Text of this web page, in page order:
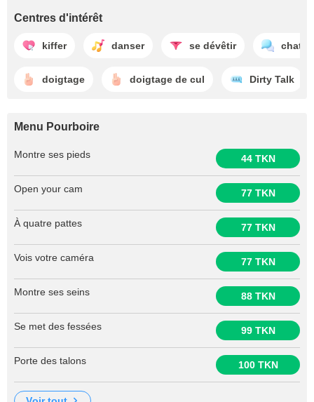
Centres d'intérêt
kiffer danser se dévêtir chatter
doigtage doigtage de cul Dirty Talk
Menu Pourboire
Montre ses pieds 44 TKN
Open your cam 77 TKN
À quatre pattes 77 TKN
Vois votre caméra 77 TKN
Montre ses seins 88 TKN
Se met des fessées 99 TKN
Porte des talons 100 TKN